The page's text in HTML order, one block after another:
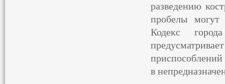
разведению
пробелы могут
Кодекс
в